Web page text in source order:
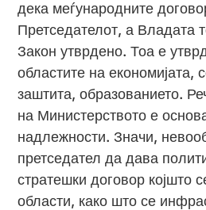
дека меѓународните
Претседателот, а Владата
Закон утврдено. Тоа е
областите на економијата,
заштита, образованието.
на Министерството е
надлежности. Значи,
претседател да дава
стратешки договор којшто
области, како што се